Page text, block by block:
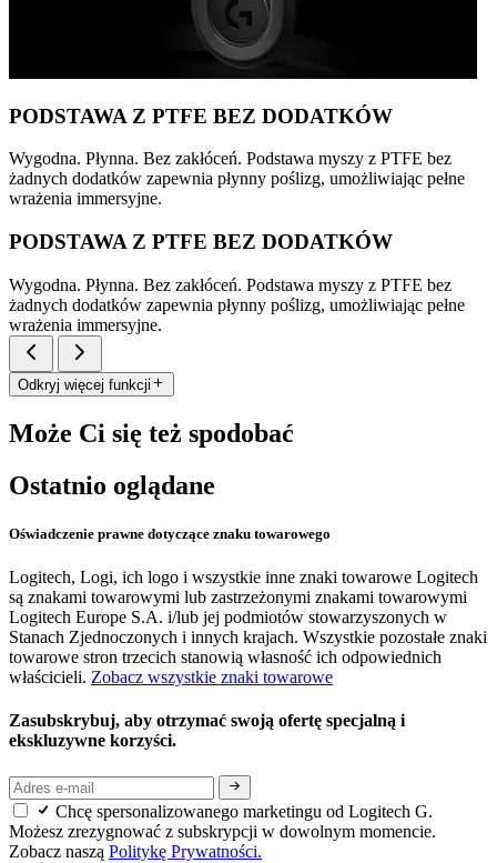
PODSTAWA Z PTFE BEZ DODATKÓW
Wygodna. Płynna. Bez zakłóceń. Podstawa myszy z PTFE bez
żadnych dodatków zapewnia płynny poślizg, umożliwiając pełne
wrażenia immersyjne.
PODSTAWA Z PTFE BEZ DODATKÓW
Wygodna. Płynna. Bez zakłóceń. Podstawa myszy z PTFE bez
żadnych dodatków zapewnia płynny poślizg, umożliwiając pełne
wrażenia immersyjne.
Odkryj więcej funkcji
Może Ci się też spodobać
Ostatnio oglądane
Oświadczenie prawne dotyczące znaku towarowego
Logitech, Logi, ich logo i wszystkie inne znaki towarowe Logitech
są znakami towarowymi lub zastrzeżonymi znakami towarowymi
Logitech Europe S.A. i/lub jej podmiotów stowarzyszonych w
Stanach Zjednoczonych i innych krajach. Wszystkie pozostałe znaki
towarowe stron trzecich stanowią własność ich odpowiednich
właścicieli. Zobacz wszystkie znaki towarowe
Zasubskrybuj, aby otrzymać swoją ofertę specjalną i
ekskluzywne korzyści.
Chcę spersonalizowanego marketingu od Logitech G.
Możesz zrezygnować z subskrypcji w dowolnym momencie.
Zobacz naszą Politykę Prywatności.